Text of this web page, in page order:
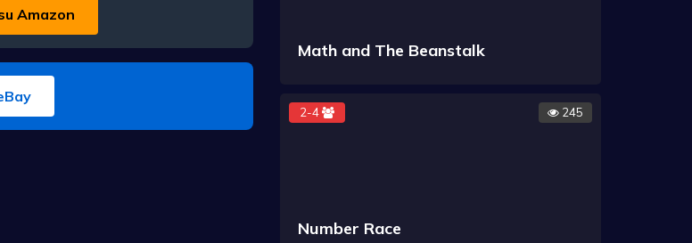
Amazon
Math and The Beanstalk
2-4 245
Number Race